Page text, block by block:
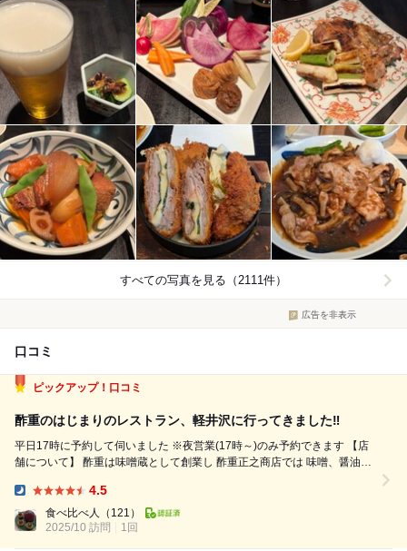
すべての写真を見る（2111件）
広告を非表示
口コミ
ピックアップ！口コミ
酢重のはじまりのレストラン、軽井沢に行ってきました‼️
平日17時に予約して伺いました ※夜営業(17時～)のみ予約できます 【店
舗について】 酢重は味噌蔵として創業し 酢重正之商店では 味噌、醤油、
4.5
食べ比べ人
（121）
2025/10 訪問
1回